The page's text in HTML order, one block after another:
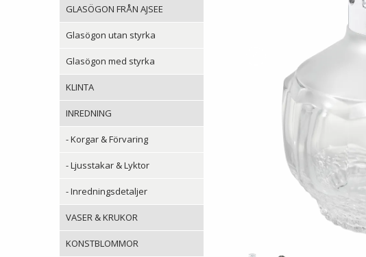
GLASÖGON FRÅN AJSEE
Glasögon utan styrka
Glasögon med styrka
KLINTA
INREDNING
- Korgar & Förvaring
- Ljusstakar & Lyktor
- Inredningsdetaljer
VASER & KRUKOR
KONSTBLOMMOR